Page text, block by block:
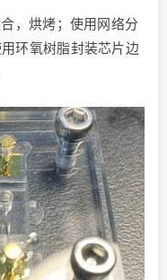
，烘烤；使用网络分
环氧树脂封装芯片边